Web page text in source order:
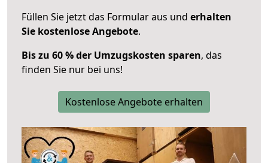
Füllen Sie jetzt das Formular aus und erhalten
Sie kostenlose Angebote.
Bis zu 60 % der Umzugskosten sparen, das
finden Sie nur bei uns!
Kostenlose Angebote erhalten